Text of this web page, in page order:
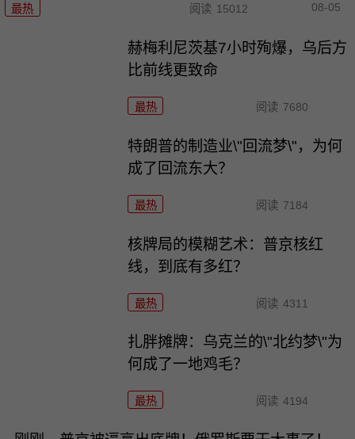
最热 阅读 15012 08-05
赫梅利尼茨基7小时殉爆，乌后方
比前线更致命
最热 阅读 7680
特朗普的制造业\"回流梦\"，为何
成了回流东大？
最热 阅读 7184
核牌局的模糊艺术：普京核红
线，到底有多红？
最热 阅读 4311
扎胖摊牌：乌克兰的\"北约梦\"为
何成了一地鸡毛？
最热 阅读 4194